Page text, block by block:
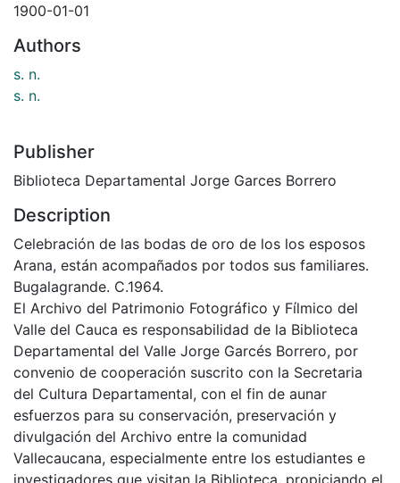
1900-01-01
Authors
s. n.
s. n.
Publisher
Biblioteca Departamental Jorge Garces Borrero
Description
Celebración de las bodas de oro de los los esposos
Arana, están acompañados por todos sus familiares.
Bugalagrande. C.1964.
El Archivo del Patrimonio Fotográfico y Fílmico del
Valle del Cauca es responsabilidad de la Biblioteca
Departamental del Valle Jorge Garcés Borrero, por
convenio de cooperación suscrito con la Secretaria
del Cultura Departamental, con el fin de aunar
esfuerzos para su conservación, preservación y
divulgación del Archivo entre la comunidad
Vallecaucana, especialmente entre los estudiantes e
investigadores que visitan la Biblioteca, propiciando el